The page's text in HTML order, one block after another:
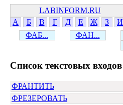
LABINFORM.RU
А
Б В Г Д Е Ж З И
ФАБ...
ФАН...
Cписок текстовых входов
ФРАНТИТЬ
ФРЕЗЕРОВАТЬ